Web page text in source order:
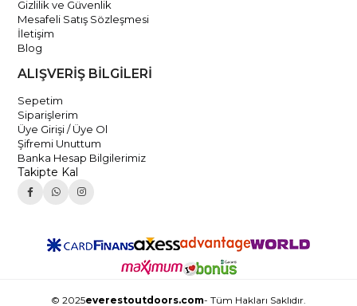
Gizlilik ve Güvenlik
Mesafeli Satış Sözleşmesi
İletişim
Blog
ALIŞVERİŞ BİLGİLERİ
Sepetim
Siparişlerim
Üye Girişi / Üye Ol
Şifremi Unuttum
Banka Hesap Bilgilerimiz
Takipte Kal
© 2025everestoutdoors.com- Tüm Hakları Saklıdır.